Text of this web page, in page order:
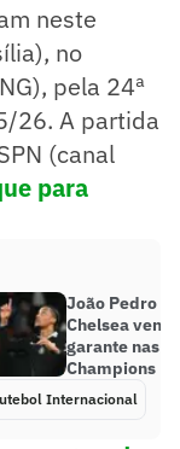
neste
no
pela 24ª
26. A partida
(canal
para
João Pedro
Chelsea
garante nas
Champions
Internacional